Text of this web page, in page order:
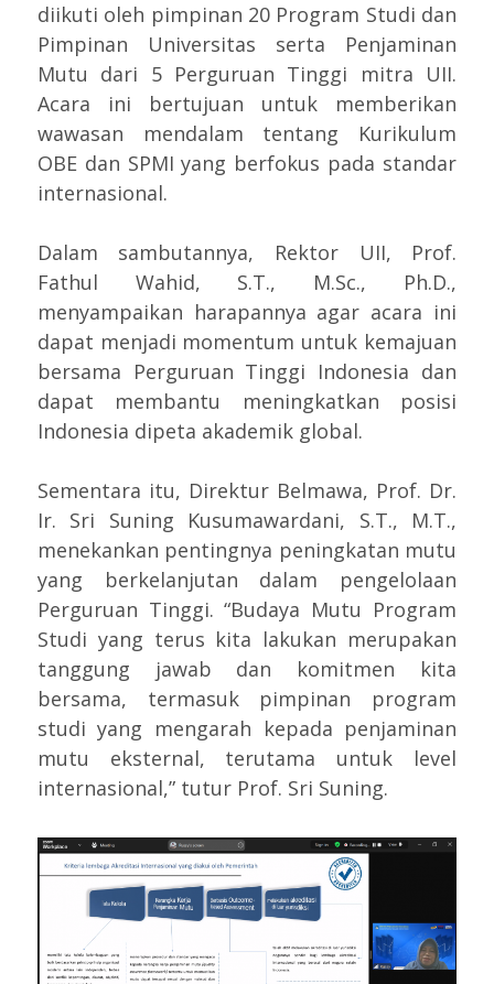
diikuti oleh pimpinan 20 Program Studi dan
Pimpinan Universitas serta Penjaminan
Mutu dari 5 Perguruan Tinggi mitra UII.
Acara ini bertujuan untuk memberikan
wawasan mendalam tentang Kurikulum
OBE dan SPMI yang berfokus pada standar
internasional.
Dalam sambutannya, Rektor UII, Prof.
Fathul Wahid, S.T., M.Sc., Ph.D.,
menyampaikan harapannya agar acara ini
dapat menjadi momentum untuk kemajuan
bersama Perguruan Tinggi Indonesia dan
dapat membantu meningkatkan posisi
Indonesia dipeta akademik global.
Sementara itu, Direktur Belmawa, Prof. Dr.
Ir. Sri Suning Kusumawardani, S.T., M.T.,
menekankan pentingnya peningkatan mutu
yang berkelanjutan dalam pengelolaan
Perguruan Tinggi. “Budaya Mutu Program
Studi yang terus kita lakukan merupakan
tanggung jawab dan komitmen kita
bersama, termasuk pimpinan program
studi yang mengarah kepada penjaminan
mutu eksternal, terutama untuk level
internasional,” tutur Prof. Sri Suning.